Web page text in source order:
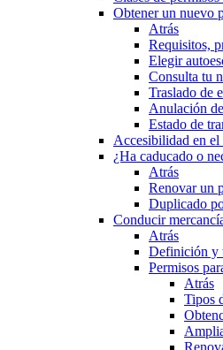
Obtener un nuevo
Atrás
Requisitos,
Elegir
Consulta tu
Traslado de
Anulación
Estado de
Accesibilidad en
¿Ha caducado o
Atrás
Renovar un
Duplicado
Conducir
Atrás
Definición y
Permisos
Atrás
Tipos